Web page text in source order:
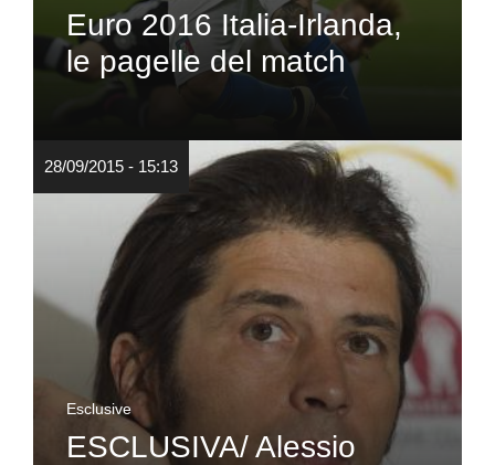
Euro 2016 Italia-Irlanda,
le pagelle del match
28/09/2015 - 15:13
Esclusive
ESCLUSIVA/ Alessio